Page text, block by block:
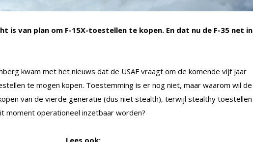
is van plan om F-15X-toestellen te kopen. En dat nu de F-35 net in
kwam met het nieuws dat de USAF vraagt om de komende vijf jaar
te mogen kopen. Toestemming is er nog niet, maar waarom wil de
van de vierde generatie (dus niet stealth), terwijl stealthy toestellen
moment operationeel inzetbaar worden?
Lees ook: